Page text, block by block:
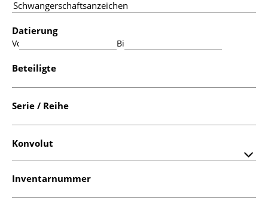
Datierung
Von: Bis:
Beteiligte
Serie / Reihe
Konvolut
Inventarnummer